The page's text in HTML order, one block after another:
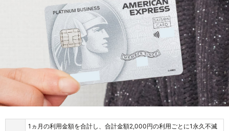
1ヵ月の利用金額を合計し、合計金額2,000円の利用ごとに1永久不滅